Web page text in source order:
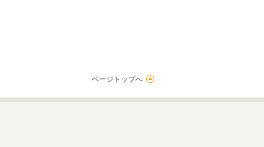
ページトップへ